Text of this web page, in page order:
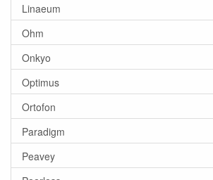
Linaeum
Ohm
Onkyo
Optimus
Ortofon
Paradigm
Peavey